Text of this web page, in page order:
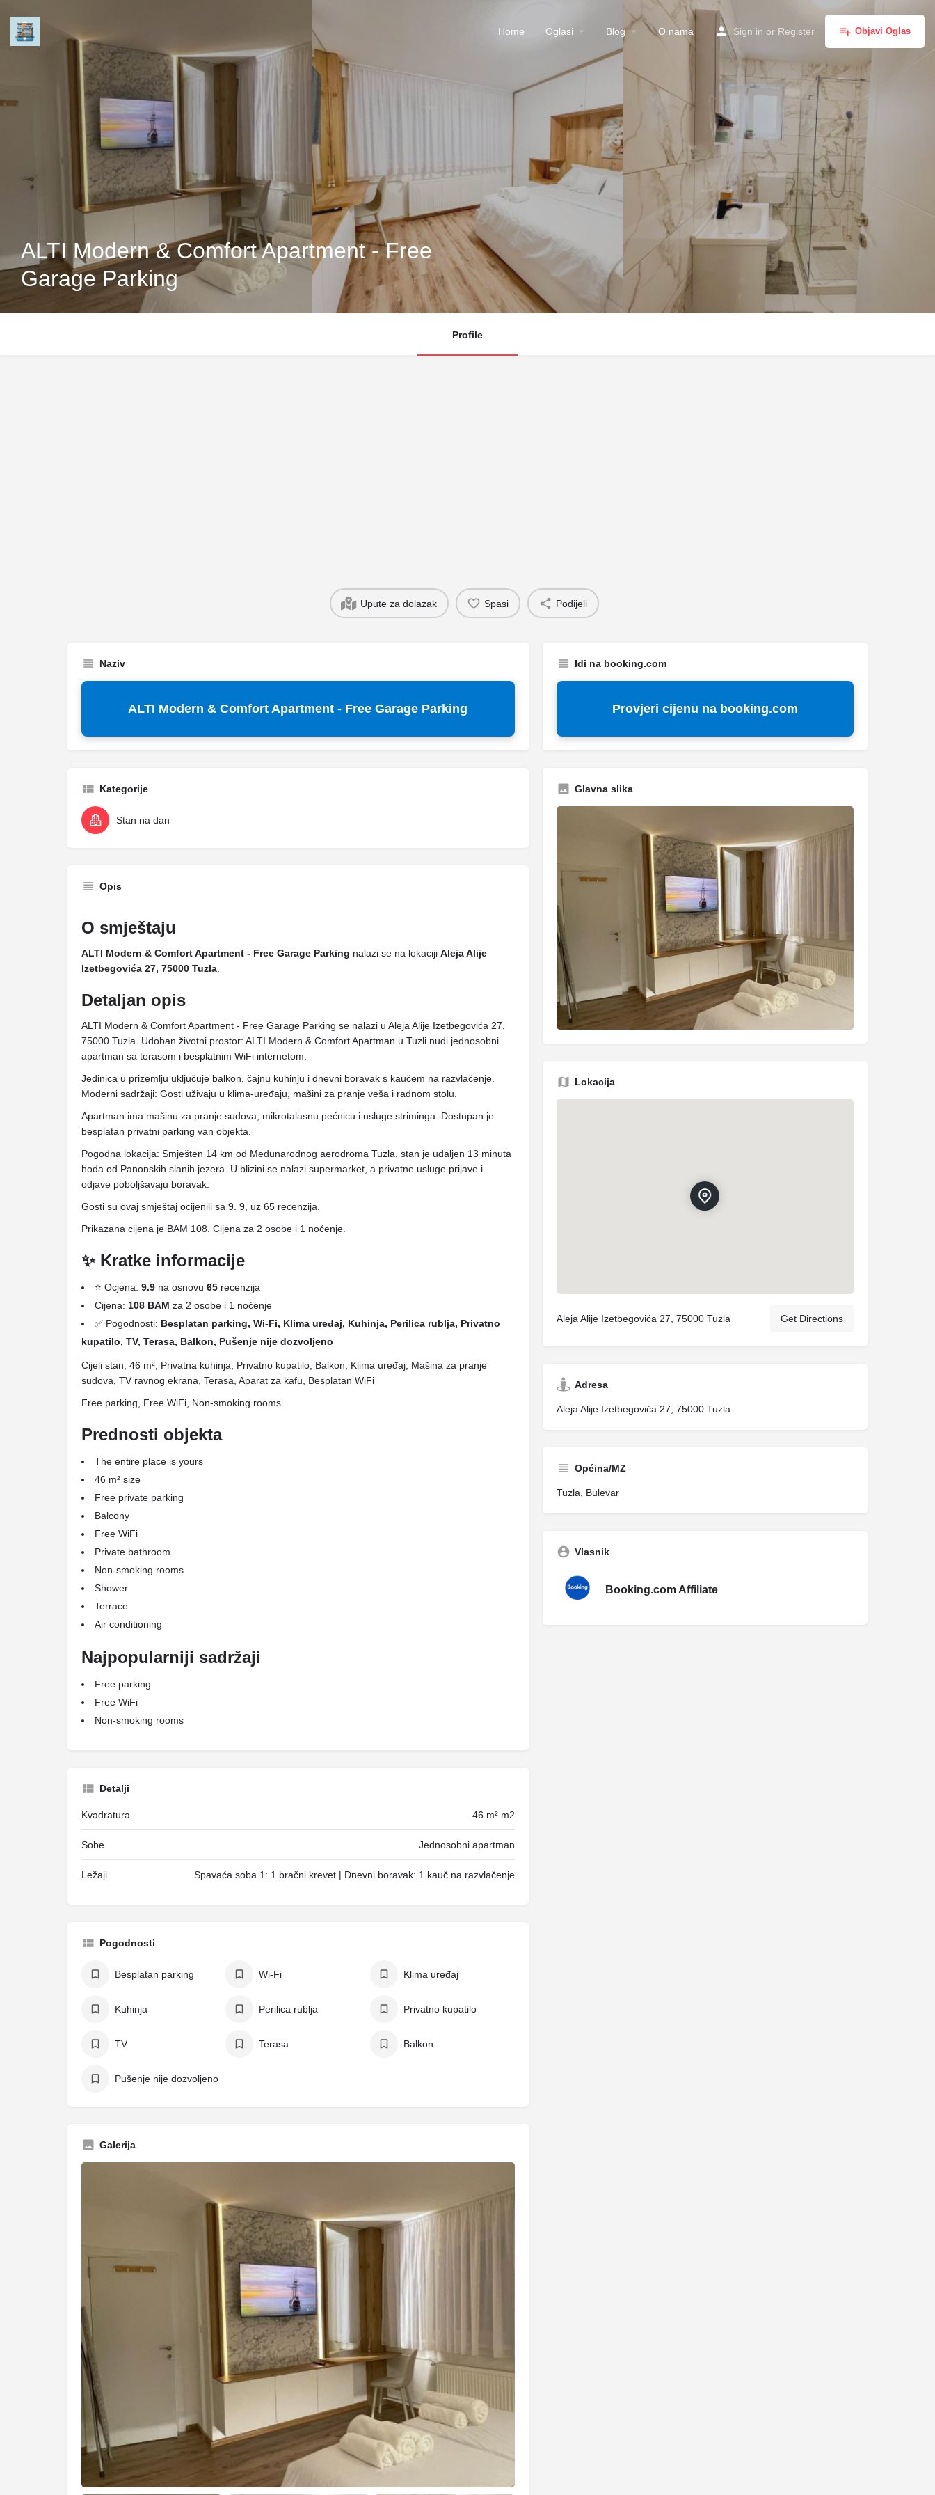
Home Oglasi Blog O nama Sign in or Register Objavi Oglas
ALTI Modern & Comfort Apartment - Free
Garage Parking
Profile
Upute za dolazak Spasi Podijeli
Naziv
ALTI Modern & Comfort Apartment - Free Garage Parking
Kategorije
Stan na dan
Opis
O smještaju
ALTI Modern & Comfort Apartment - Free Garage Parking nalazi se na lokaciji Aleja Alije
Izetbegovića 27, 75000 Tuzla
Detaljan opis
ALTI Modern & Comfort Apartment - Free Garage Parking se nalazi u Aleja Alije Izetbegovića 27,
75000 Tuzla. Udoban životni prostor: ALTI Modern & Comfort Apartman u Tuzli nudi jednosobni
apartman sa terasom i besplatnim WiFi internetom.
Jedinica u prizemlju uključuje balkon, čajnu kuhinju i dnevni boravak s kaučem na razvlačenje.
Moderni sadržaji: Gosti uživaju u klima-uređaju, mašini za pranje veša i radnom stolu.
Apartman ima mašinu za pranje sudova, mikrotalasnu pećnicu i usluge striminga. Dostupan je
besplatan privatni parking van objekta.
Pogodna lokacija: Smješten 14 km od Međunarodnog aerodroma Tuzla, stan je udaljen 13 minuta
hoda od Panonskih slanih jezera. U blizini se nalazi supermarket, a privatne usluge prijave i
odjave poboljšavaju boravak.
Gosti su ovaj smještaj ocijenili sa 9. 9, uz 65 recenzija.
Prikazana cijena je BAM 108. Cijena za 2 osobe i 1 noćenje.
✨ Kratke informacije
⭐ Ocjena: 9.9 na osnovu 65 recenzija
Cijena: 108 BAM za 2 osobe i 1 noćenje
✅ Pogodnosti: Besplatan parking, Wi-Fi, Klima uređaj, Kuhinja, Perilica rublja, Privatno
kupatilo, TV, Terasa, Balkon, Pušenje nije dozvoljeno
Cijeli stan, 46 m², Privatna kuhinja, Privatno kupatilo, Balkon, Klima uređaj, Mašina za pranje
sudova, TV ravnog ekrana, Terasa, Aparat za kafu, Besplatan WiFi
Free parking, Free WiFi, Non-smoking rooms
Prednosti objekta
The entire place is yours
46 m² size
Free private parking
Balcony
Free WiFi
Private bathroom
Non-smoking rooms
Shower
Terrace
Air conditioning
Najpopularniji sadržaji
Free parking
Free WiFi
Non-smoking rooms
Detalji
Kvadratura 46 m² m2
Sobe Jednosobni apartman
Ležaji Spavaća soba 1: 1 bračni krevet | Dnevni boravak: 1 kauč na razvlačenje
Pogodnosti
Besplatan parking Wi-Fi Klima uređaj
Kuhinja Perilica rublja Privatno kupatilo
TV Terasa Balkon
Pušenje nije dozvoljeno
Galerija
Idi na booking.com
Provjeri cijenu na booking.com
Glavna slika
Lokacija
Aleja Alije Izetbegovića 27, 75000 Tuzla Get Directions
Adresa
Aleja Alije Izetbegovića 27, 75000 Tuzla
Općina/MZ
Tuzla, Bulevar
Vlasnik
Booking.com Affiliate